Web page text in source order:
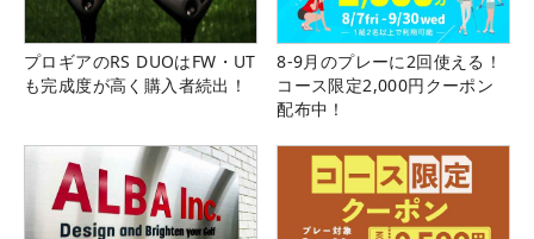
プロギアのRS DUOはFW・UT
も完成度が高く購入者続出！
8-9月のプレーに2回使える！
コース限定2,000円クーポン
配布中！